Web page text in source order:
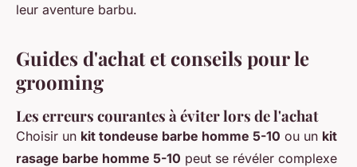
leur aventure barbu.
Guides d'achat et conseils pour le
grooming
Les erreurs courantes à éviter lors de l'achat
Choisir un kit tondeuse barbe homme 5-10 ou un kit
rasage barbe homme 5-10 peut se révéler complexe